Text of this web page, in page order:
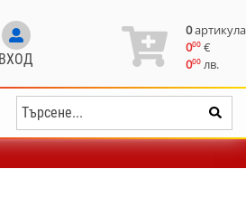
ВХОД
0артикула
000 €
000 лв.